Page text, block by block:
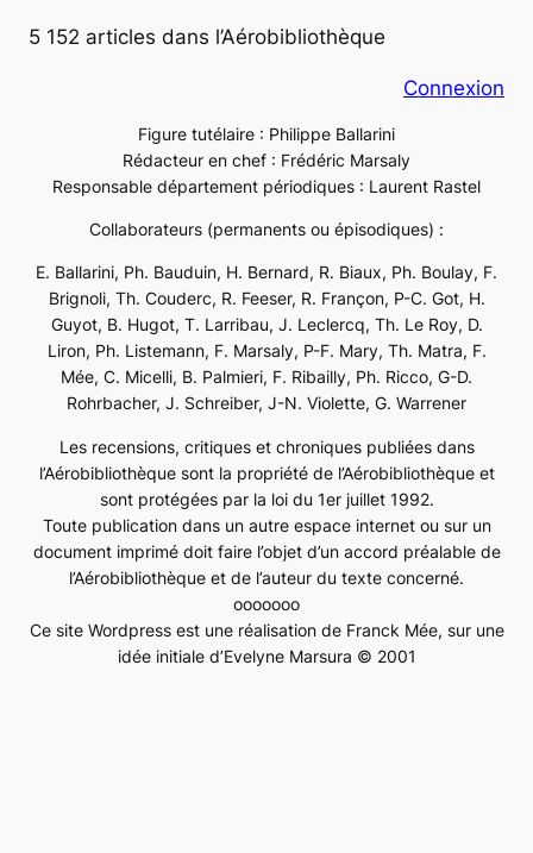
5 152 articles dans l’Aérobibliothèque
Connexion
Figure tutélaire : Philippe Ballarini
Rédacteur en chef : Frédéric Marsaly
Responsable département périodiques : Laurent Rastel
Collaborateurs (permanents ou épisodiques) :
E. Ballarini, Ph. Bauduin, H. Bernard, R. Biaux, Ph. Boulay, F.
Brignoli, Th. Couderc, R. Feeser, R. Françon, P-C. Got, H.
Guyot, B. Hugot, T. Larribau, J. Leclercq, Th. Le Roy, D.
Liron, Ph. Listemann, F. Marsaly, P-F. Mary, Th. Matra, F.
Mée, C. Micelli, B. Palmieri, F. Ribailly, Ph. Ricco, G-D.
Rohrbacher, J. Schreiber, J-N. Violette, G. Warrener
Les recensions, critiques et chroniques publiées dans
l’Aérobibliothèque sont la propriété de l’Aérobibliothèque et
sont protégées par la loi du 1er juillet 1992.
Toute publication dans un autre espace internet ou sur un
document imprimé doit faire l’objet d’un accord préalable de
l’Aérobibliothèque et de l’auteur du texte concerné.
ooooooo
Ce site Wordpress est une réalisation de Franck Mée, sur une
idée initiale d’Evelyne Marsura © 2001